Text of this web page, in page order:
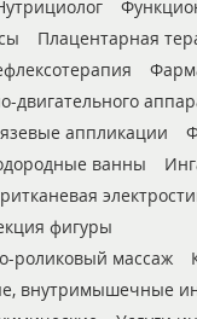
Плацентарная
двигательного
аппликации
ванны
фигуры
роликовый массаж
внутримышечные